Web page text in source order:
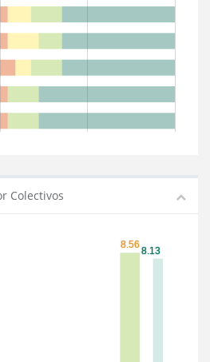
Colectivos